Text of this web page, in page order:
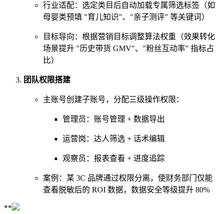
行业适配：选定类目后自动加载专属筛选标签（如
母婴类预填 "育儿知识"、"亲子测评" 等关键词）
目标导向：根据营销目标调整算法权重（效果转化
场景提升 "历史带货 GMV"、"粉丝互动率" 指标占
比）
团队权限搭建
主账号创建子账号，分配三级操作权限：
管理员：账号管理 + 数据导出
运营岗：达人筛选 + 话术编辑
观察员：报表查看 + 进度追踪
案例：某 3C 品牌通过权限分离，使财务部门仅能
查看脱敏后的 ROI 数据，数据安全等级提升 80%
**